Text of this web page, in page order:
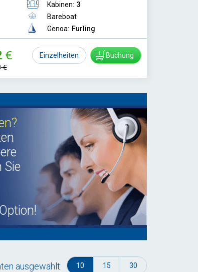
Kabinen: 3
Bareboat
Genoa: Furling
Einzelheiten Buchung
Sie
ausgewählt: 10 15 30